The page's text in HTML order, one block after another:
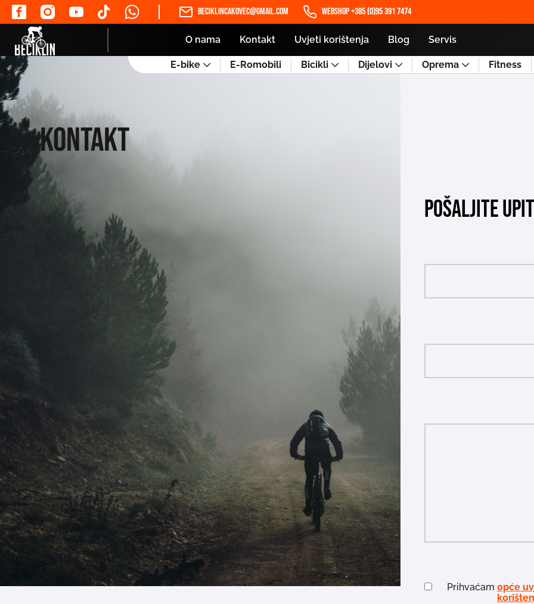
beciklincakovec@gmail.com WEBSHOP +385 (0)95 391 7474
O nama Kontakt Uvjeti korištenja Blog Servis
E-bike E-Romobili Bicikli Dijelovi Oprema Fitness
Kontakt
Pošaljite upit
Prihvaćam opće